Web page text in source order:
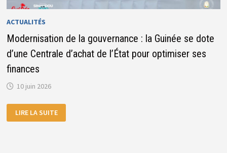
ACTUALITÉS
Modernisation de la gouvernance : la Guinée se dote
d’une Centrale d’achat de l’État pour optimiser ses
finances
10 juin 2026
DE
LA
LIRE LA SUITE